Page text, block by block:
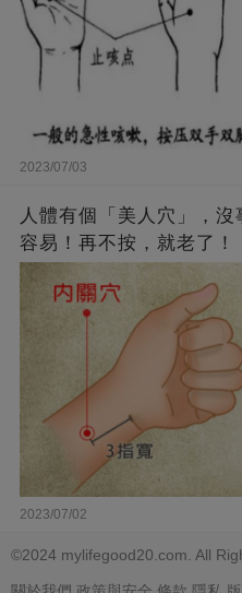
2023/07/03
人體有個「美人穴」，
容易！再不按，就老了！
2023/07/02
©2024 mylifegood20.com. All